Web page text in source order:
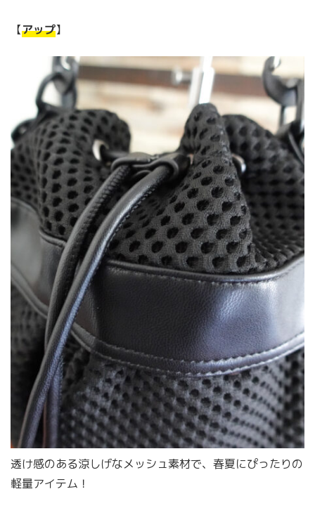
【アップ】
透け感のある涼しげなメッシュ素材で、春夏にぴったりの
軽量アイテム！